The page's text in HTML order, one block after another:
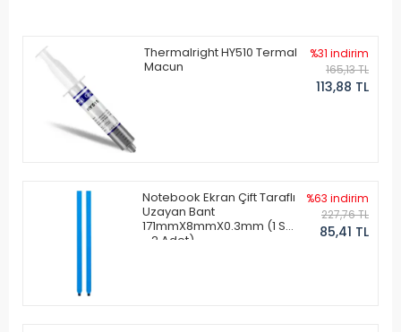
Thermalright HY510 Termal
Macun
%31 indirim
165,13 TL
113,88 TL
Notebook Ekran Çift Taraflı
Uzayan Bant
171mmX8mmX0.3mm (1 Set
- 2 Adet)
%63 indirim
227,76 TL
85,41 TL